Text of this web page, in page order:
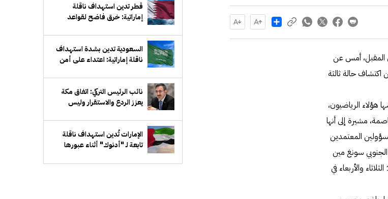
Share
والثامن من أغسطس المقبل، أمس عن
اكتشاف حالة ثالثة
التي يمارسها هؤلاء الرياضيون،
وصول الوفود إلى العاصمة، مشيرة إلى أنها
المعتمدين
سونغ مين
ريو، جاءت إيجابية لدى وصوله إلى الأرخبيل. ومن المقرر أن يجتمع أعضاء الهيئة الـ102 الثلاثاء والأربعاء في
قطر تدين استهداف ناقلة
إماراتية: خرق فاضح لقواعد
السعودية تدين بشدة استهداف
ناقلة إماراتية: اعتداء على أمن
العالمية
نائب الرئيس التركي: اتفاق مكة
يعزز الردع والاستقرار وليس
الإمارات تُدين استهداف ناقلة
تابعة لـ "أدنوك" أثناء عبورها